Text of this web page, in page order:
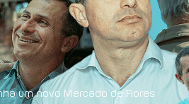
um novo Mercado de Flores